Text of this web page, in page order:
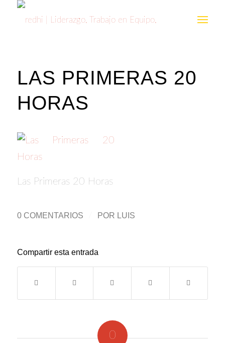
LAS PRIMERAS 20
HORAS
Las Primeras 20 Horas
0 COMENTARIOS POR LUIS
Compartir esta entrada
0